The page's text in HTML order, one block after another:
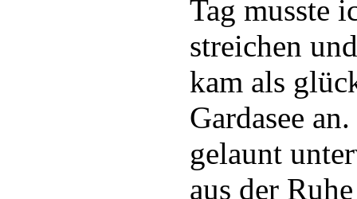
Tag musste
streichen
kam als
Gardasee
gelaunt
aus der